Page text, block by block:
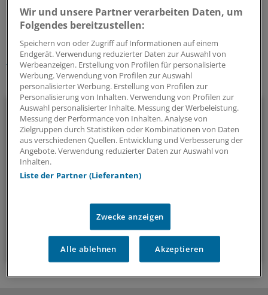
0
Schlagworte:
Geld und Vermögen Praxisführung Krankenkassen
Ihr Newsletter zum Thema
Beruf & Alltag
Die Sonntagslektüre: Lesen Sie Wissenswertes und
Nützliches für Ihre tägliche Arbeit, lassen Sie sich von
Kolleginnen und Kollegen inspirieren - und seien Sie immer
einen Schritt voraus.
wöchentlich (Sonntag)
Zum Abonnieren bitte anmelden
Wir und unsere Partner verarbeiten Daten, um
Folgendes bereitzustellen:
Speichern von oder Zugriff auf Informationen auf einem
Endgerät. Verwendung reduzierter Daten zur Auswahl von
Werbeanzeigen. Erstellung von Profilen für personalisierte
Werbung. Verwendung von Profilen zur Auswahl
personalisierter Werbung. Erstellung von Profilen zur
Personalisierung von Inhalten. Verwendung von Profilen zur
Auswahl personalisierter Inhalte. Messung der Werbeleistung.
Messung der Performance von Inhalten. Analyse von
Zielgruppen durch Statistiken oder Kombinationen von Daten
aus verschiedenen Quellen. Entwicklung und Verbesserung der
Angebote. Verwendung reduzierter Daten zur Auswahl von
Inhalten.
Liste der Partner (Lieferanten)
Zwecke anzeigen
Alle ablehnen Akzeptieren